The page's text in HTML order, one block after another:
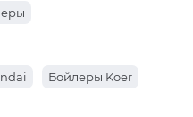
Бойлеры Koer